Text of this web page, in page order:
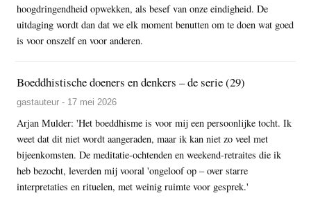
hoogdringendheid opwekken, als besef van onze eindigheid. De
uitdaging wordt dan dat we elk moment benutten om te doen wat goed
is voor onszelf en voor anderen.
Boeddhistische doeners en denkers – de serie (29)
gastauteur - 17 mei 2026
Arjan Mulder: 'Het boeddhisme is voor mij een persoonlijke tocht. Ik
weet dat dit niet wordt aangeraden, maar ik kan niet zo veel met
bijeenkomsten. De meditatie-ochtenden en weekend-retraites die ik
heb bezocht, leverden mij vooral 'ongeloof op – over starre
interpretaties en rituelen, met weinig ruimte voor gesprek.'